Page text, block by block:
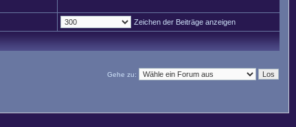
Zeichen der Beiträge anzeigen
Gehe zu: